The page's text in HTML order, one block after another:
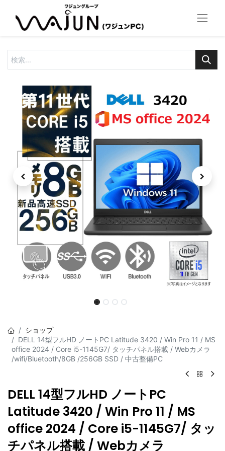
ショップ
DELL 14型フルHD ノートPC Latitude 3420 / Win Pro 11 / MS
office 2024 / Core i5-1145G7/ タッチパネル搭載 / Webカメラ
/wifi/Bluetooth/8GB /256GB SSD / 中古整備PC
DELL 14型フルHD ノートPC
Latitude 3420 / Win Pro 11 / MS
office 2024 / Core i5-1145G7/ タッ
チパネル搭載 / Webカメラ